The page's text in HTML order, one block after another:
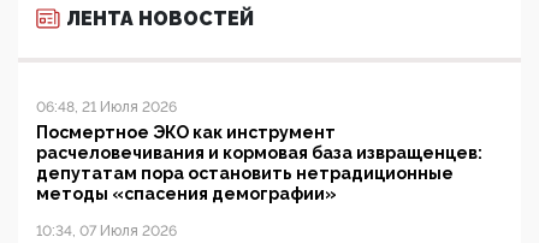
ЛЕНТА НОВОСТЕЙ
06:48, 21 Июля 2026
Посмертное ЭКО как инструмент
расчеловечивания и кормовая база извращенцев:
депутатам пора остановить нетрадиционные
методы «спасения демографии»
10:34, 07 Июля 2026